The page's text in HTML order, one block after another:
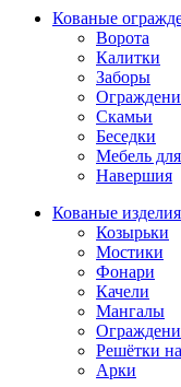
Кованые
Ворота
Калитки
Заборы
Скамьи
Беседки
Мебель для
Навершия
Кованые
Козырьки
Мостики
Фонари
Качели
Мангалы
Решётки
Арки